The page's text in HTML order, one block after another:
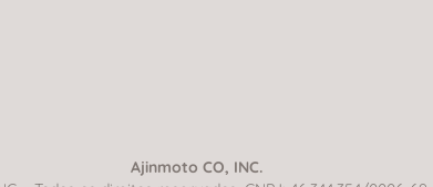
Ajinmoto CO, INC.